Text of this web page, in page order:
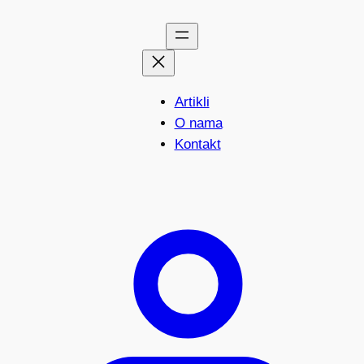
Artikli
O nama
Kontakt